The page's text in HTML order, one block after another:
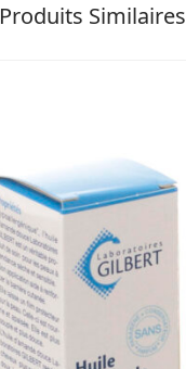
Produits Similaires